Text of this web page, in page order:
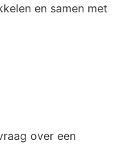
en samen met
over een